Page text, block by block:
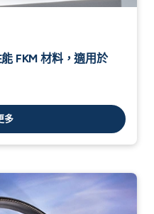
FKM 材料，適用於
多